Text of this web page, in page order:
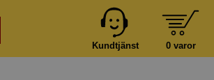
0 varor
Kundtjänst